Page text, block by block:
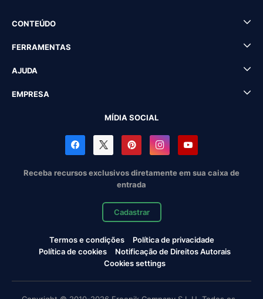
CONTEÚDO
FERRAMENTAS
AJUDA
EMPRESA
MÍDIA SOCIAL
Receba recursos exclusivos diretamente em sua caixa de
entrada
Cadastrar
Termos e condições
Política de privacidade
Política de cookies
Notificação de Direitos Autorais
Cookies settings